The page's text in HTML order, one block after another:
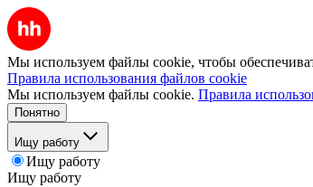
Мы используем файлы cookie, чтобы
Правила использования файлов cookie
Мы используем файлы cookie. Правила
Понятно
Ищу работу
Ищу работу
Ищу работу